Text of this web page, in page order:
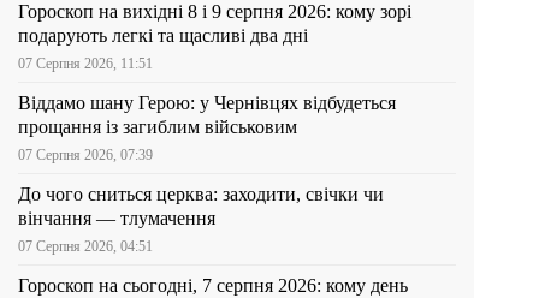
Гороскоп на вихідні 8 і 9 серпня 2026: кому зорі
подарують легкі та щасливі два дні
07 Серпня 2026, 11:51
Віддамо шану Герою: у Чернівцях відбудеться
прощання із загиблим військовим
07 Серпня 2026, 07:39
До чого сниться церква: заходити, свічки чи
вінчання — тлумачення
07 Серпня 2026, 04:51
Гороскоп на сьогодні, 7 серпня 2026: кому день